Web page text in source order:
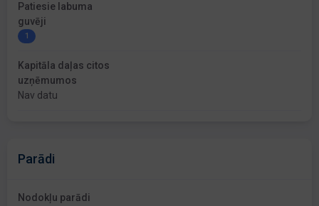
Patiesie labuma
guvēji
1
Kapitāla daļas citos
uzņēmumos
Nav datu
Parādi
Nodokļu parādi